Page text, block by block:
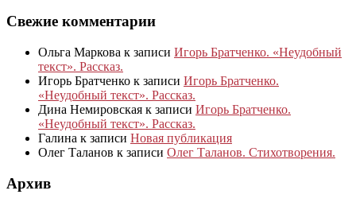
Свежие комментарии
Ольга Маркова к записи Игорь Братченко. «Неудобный
текст». Рассказ.
Игорь Братченко к записи Игорь Братченко.
«Неудобный текст». Рассказ.
Дина Немировская к записи Игорь Братченко.
«Неудобный текст». Рассказ.
Галина к записи Новая публикация
Олег Таланов к записи Олег Таланов. Стихотворения.
Архив